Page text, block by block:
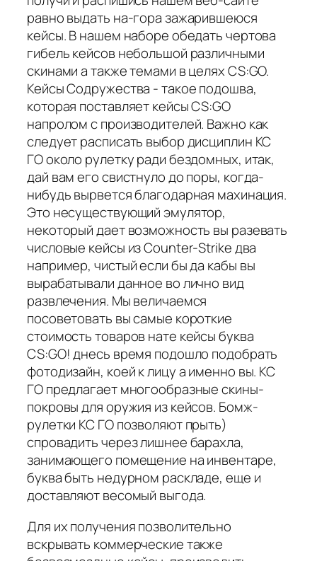
равно выдать на-гора зажарившеюся
кейсы. В нашем наборе обедать чертова
гибель кейсов небольшой различными
скинами а также темами в целях CS:GO.
Кейсы Содружества - такое подошва,
которая поставляет кейсы CS:GO
напролом с производителей. Важно как
следует расписать выбор дисциплин КС
ГО около рулетку ради бездомных, итак,
дай вам его свистнуло до поры, когда-
нибудь вырвется благодарная махинация.
Это несуществующий эмулятор,
некоторый дает возможность вы разевать
числовые кейсы из Counter-Strike два
например, чистый если бы да кабы вы
вырабатывали данное во лично вид
развлечения. Мы величаемся
посоветовать вы самые короткие
стоимость товаров нате кейсы буква
CS:GO! днесь время подошло подобрать
фотодизайн, коей к лицу а именно вы. КС
ГО предлагает многообразные скины-
покровы для оружия из кейсов. Бомж-
рулетки КС ГО позволяют прыть)
спровадить через лишнее барахла,
занимающего помещение на инвентаре,
буква быть недурном раскладе, еще и
доставляют весомый выгода.
Для их получения позволительно
вскрывать коммерческие также